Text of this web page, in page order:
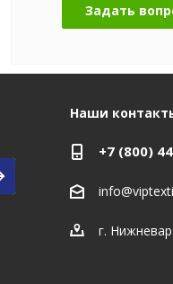
Задать
Наши
+7 (800)
г.